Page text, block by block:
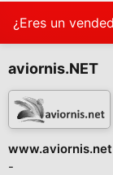
¿Eres un
aviornis.NET
www.aviornis.net
-